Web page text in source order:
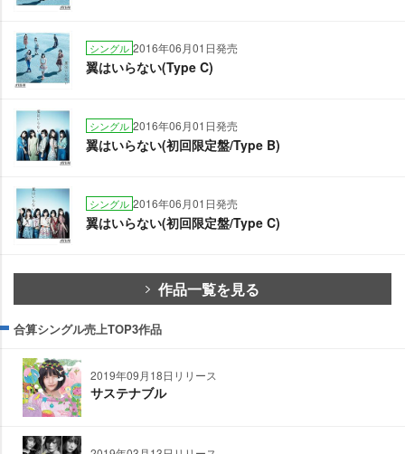
シングル 2016年06月01日発売
翼はいらない(Type C)
シングル 2016年06月01日発売
翼はいらない(初回限定盤/Type B)
シングル 2016年06月01日発売
翼はいらない(初回限定盤/Type C)
作品一覧を見る
合算シングル売上TOP3作品
2019年09月18日リリース
サステナブル